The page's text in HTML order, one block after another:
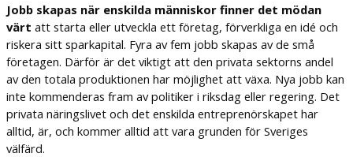
Jobb skapas när enskilda människor finner det mödan
värt att starta eller utveckla ett företag, förverkliga en idé och
riskera sitt sparkapital. Fyra av fem jobb skapas av de små
företagen. Därför är det viktigt att den privata sektorns andel
av den totala produktionen har möjlighet att växa. Nya jobb kan
inte kommenderas fram av politiker i riksdag eller regering. Det
privata näringslivet och det enskilda entreprenörskapet har
alltid, är, och kommer alltid att vara grunden för Sveriges
välfärd.